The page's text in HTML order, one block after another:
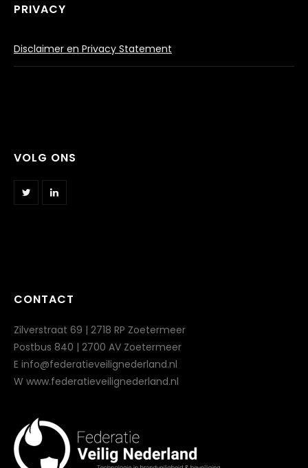
PRIVACY
Disclaimer en Privacy Statement
VOLG ONS
CONTACT
Zilverstraat 69 | 2718 RP Zoetermeer
Postbus 840 | 2700 AV Zoetermeer
E info@federatieveilignederland.nl
W www.federatieveilignederland.nl